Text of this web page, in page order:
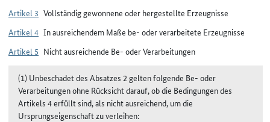
Artikel 3 Vollständig gewonnene oder hergestellte Erzeugnisse
Artikel 4 In ausreichendem Maße be- oder verarbeitete Erzeugnisse
Artikel 5 Nicht ausreichende Be- oder Verarbeitungen
(1) Unbeschadet des Absatzes 2 gelten folgende Be- oder
Verarbeitungen ohne Rücksicht darauf, ob die Bedingungen des
Artikels 4 erfüllt sind, als nicht ausreichend, um die
Ursprungseigenschaft zu verleihen: